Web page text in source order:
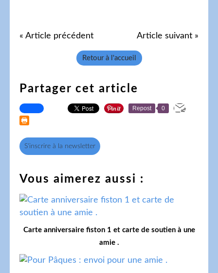
« Article précédent Article suivant »
Retour à l'accueil
Partager cet article
Repost 0
S'inscrire à la newsletter
Vous aimerez aussi :
Carte anniversaire fiston 1 et carte de soutien à une
amie .